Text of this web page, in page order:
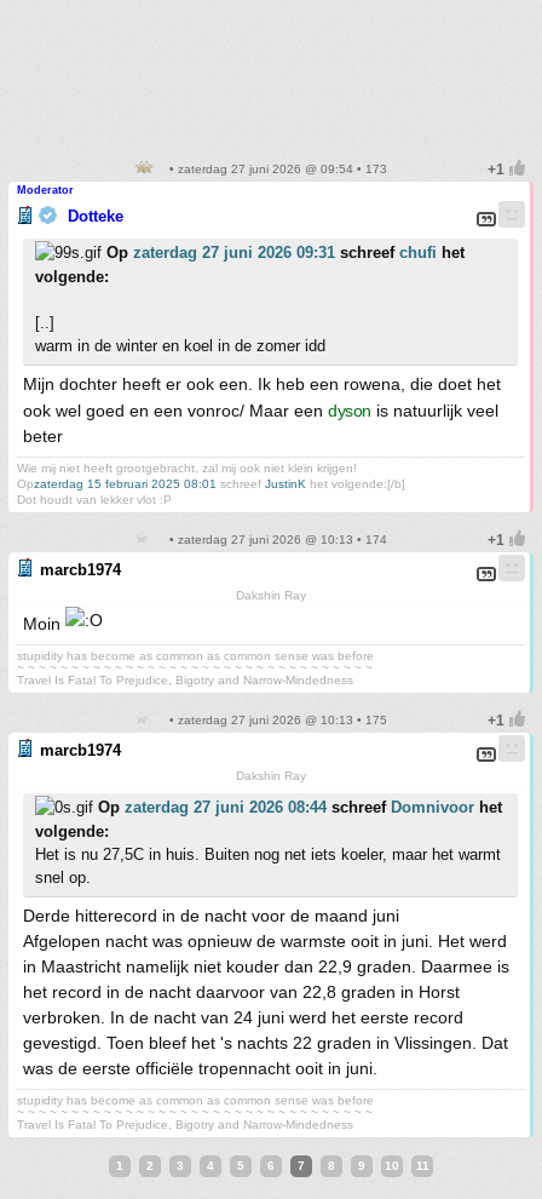
• zaterdag 27 juni 2026 @ 09:54 • 173
Moderator
Dotteke
Op zaterdag 27 juni 2026 09:31 schreef chufi het
volgende:
[..]
warm in de winter en koel in de zomer idd
Mijn dochter heeft er ook een. Ik heb een rowena, die doet het
ook wel goed en een vonroc/ Maar een dyson is natuurlijk veel
beter
Wie mij niet heeft grootgebracht, zal mij ook niet klein krijgen!
Opzaterdag 15 februari 2025 08:01 schreef JustinK het volgende:[/b]
Dot houdt van lekker vlot :P
• zaterdag 27 juni 2026 @ 10:13 • 174
marcb1974
Dakshin Ray
Moin
stupidity has become as common as common sense was before
~ ~ ~ ~ ~ ~ ~ ~ ~ ~ ~ ~ ~ ~ ~ ~ ~ ~ ~ ~ ~ ~ ~ ~ ~ ~ ~ ~ ~ ~ ~ ~ ~
Travel Is Fatal To Prejudice, Bigotry and Narrow-Mindedness
• zaterdag 27 juni 2026 @ 10:13 • 175
marcb1974
Dakshin Ray
Op zaterdag 27 juni 2026 08:44schreef Domnivoor het
volgende:
Het is nu 27,5C in huis. Buiten nog net iets koeler, maar het warmt
snel op.
Derde hitterecord in de nacht voor de maand juni
Afgelopen nacht was opnieuw de warmste ooit in juni. Het werd
in Maastricht namelijk niet kouder dan 22,9 graden. Daarmee is
het record in de nacht daarvoor van 22,8 graden in Horst
verbroken. In de nacht van 24 juni werd het eerste record
gevestigd. Toen bleef het 's nachts 22 graden in Vlissingen. Dat
was de eerste officiële tropennacht ooit in juni.
stupidity has become as common as common sense was before
~ ~ ~ ~ ~ ~ ~ ~ ~ ~ ~ ~ ~ ~ ~ ~ ~ ~ ~ ~ ~ ~ ~ ~ ~ ~ ~ ~ ~ ~ ~ ~ ~
Travel Is Fatal To Prejudice, Bigotry and Narrow-Mindedness
1 2 3 4 5 6 7 8 9 10 11